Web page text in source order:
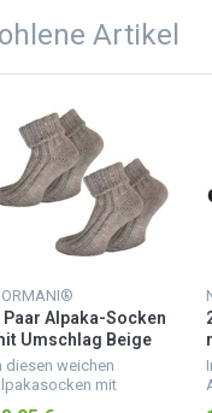
Artikel
Paar Alpaka-Socken
Umschlag Beige
diesen weichen
mit